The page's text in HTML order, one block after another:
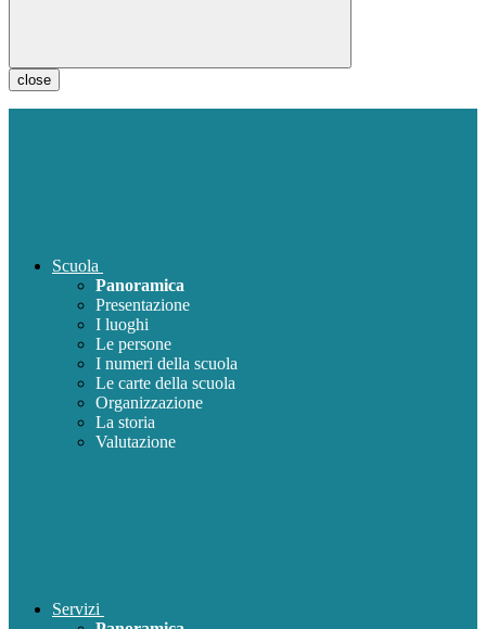
close
Scuola
Panoramica
Presentazione
I luoghi
Le persone
I numeri della scuola
Le carte della scuola
Organizzazione
La storia
Valutazione
Servizi